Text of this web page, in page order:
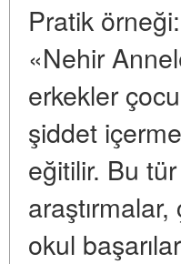
Pratik
«Nehir
erkekler
şiddet
eğitilir. Bu
okul